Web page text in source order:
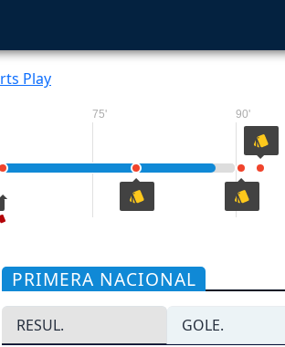
Play
75' 90'
PRIMERA NACIONAL
RESUL. GOLE.